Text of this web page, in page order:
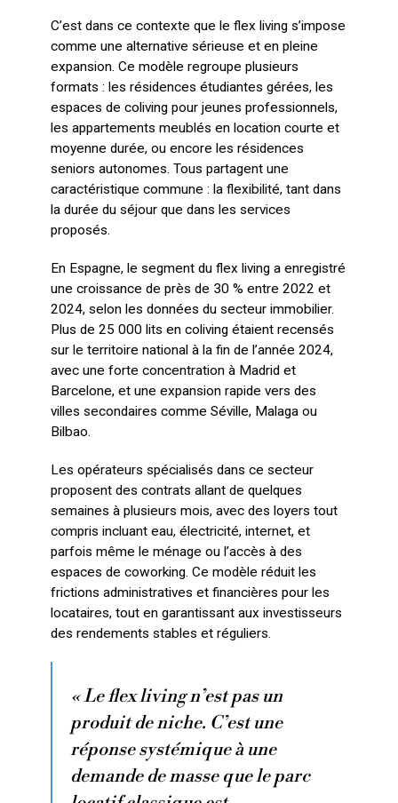
C’est dans ce contexte que le flex living s’impose
comme une alternative sérieuse et en pleine
expansion. Ce modèle regroupe plusieurs
formats : les résidences étudiantes gérées, les
espaces de coliving pour jeunes professionnels,
les appartements meublés en location courte et
moyenne durée, ou encore les résidences
seniors autonomes. Tous partagent une
caractéristique commune : la flexibilité, tant dans
la durée du séjour que dans les services
proposés.
En Espagne, le segment du flex living a enregistré
une croissance de près de 30 % entre 2022 et
2024, selon les données du secteur immobilier.
Plus de 25 000 lits en coliving étaient recensés
sur le territoire national à la fin de l’année 2024,
avec une forte concentration à Madrid et
Barcelone, et une expansion rapide vers des
villes secondaires comme Séville, Malaga ou
Bilbao.
Les opérateurs spécialisés dans ce secteur
proposent des contrats allant de quelques
semaines à plusieurs mois, avec des loyers tout
compris incluant eau, électricité, internet, et
parfois même le ménage ou l’accès à des
espaces de coworking. Ce modèle réduit les
frictions administratives et financières pour les
locataires, tout en garantissant aux investisseurs
des rendements stables et réguliers.
« Le flex living n’est pas un
produit de niche. C’est une
réponse systémique à une
demande de masse que le parc